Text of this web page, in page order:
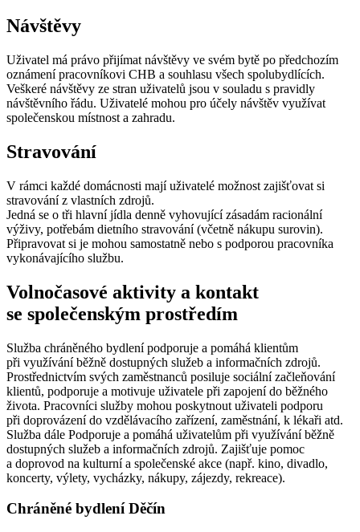
Návštěvy
Uživatel má právo přijímat návštěvy ve svém bytě po předchozím
oznámení pracovníkovi CHB a souhlasu všech spolubydlících.
Veškeré návštěvy ze stran uživatelů jsou v souladu s pravidly
návštěvního řádu. Uživatelé mohou pro účely návštěv využívat
společenskou místnost a zahradu.
Stravování
V rámci každé domácnosti mají uživatelé možnost zajišťovat si
stravování z vlastních zdrojů.
Jedná se o tři hlavní jídla denně vyhovující zásadám racionální
výživy, potřebám dietního stravování (včetně nákupu surovin).
Připravovat si je mohou samostatně nebo s podporou pracovníka
vykonávajícího službu.
Volnočasové aktivity a kontakt
se společenským prostředím
Služba chráněného bydlení podporuje a pomáhá klientům
při využívání běžně dostupných služeb a informačních zdrojů.
Prostřednictvím svých zaměstnanců posiluje sociální začleňování
klientů, podporuje a motivuje uživatele při zapojení do běžného
života. Pracovníci služby mohou poskytnout uživateli podporu
při doprovázení do vzdělávacího zařízení, zaměstnání, k lékaři atd.
Služba dále Podporuje a pomáhá uživatelům při využívání běžně
dostupných služeb a informačních zdrojů. Zajišťuje pomoc
a doprovod na kulturní a společenské akce (např. kino, divadlo,
koncerty, výlety, vycházky, nákupy, zájezdy, rekreace).
Chráněné bydlení Děčín